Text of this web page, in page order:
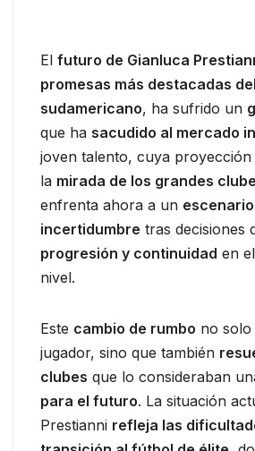
El futuro de Gianluca
promesas más destacadas
sudamericano, ha sufrido un
que ha sacudido al mercado
joven talento, cuya
la mirada de los grandes
enfrenta ahora a un
incertidumbre tras decisiones
progresión y continuidad en
nivel.
Este cambio de rumbo no solo
jugador, sino que también
clubes que lo consideraban
para el futuro. La situación
Prestianni refleja las